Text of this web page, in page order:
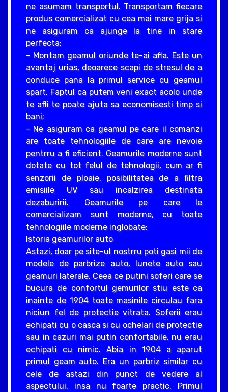
ne asumam transportul. Transportam fiecare
produs comercializat cu cea mai mare grija si
ne asiguram ca ajunge la tine in stare
perfecta;
- Montam geamul oriunde te-ai afla. Este un
avantaj urias, deoarece scapi de stresul de a
conduce pana la primul service cu geamul
spart. Faptul ca putem veni exact acolo unde
te afli te poate ajuta sa economisesti timp si
bani;
- Ne asiguram ca geamul pe care il comanzi
are toate tehnologiile de care are nevoie
pentrru a fi eficient. Geamurile moderne sunt
dotate cu tot felul de tehnologii, cum ar fi
senzorii de ploaie, posibilitatea de a filtra
emisiile UV sau incalzirea destinata
dezaburirii. Geamurile pe care le
comercializam sunt moderne, cu toate
tehnologiile moderne inglobate;
Istoria geamurilor auto
Astazi, doar pe site-ul nostrru poti gasi mii de
modele de parbrize auto, lunete auto sau
geamuri laterale. Ceea ce putini soferi care se
bucura de confortul gemurilor stiu este ca
inainte de 1904 toate masinile circulau fara
niciun fel de protectie vitrata. Soferii erau
echipati cu o casca si cu ochelari de protectie
sau in cazuri mai putin confortabile, nu erau
echipati cu nimic. Abia in 1904 a aparut
primul geam auto. Era un parbriz similar cu
cele de astazi din punct de vedere al
aspectului, insa nu foarte practic. Primul